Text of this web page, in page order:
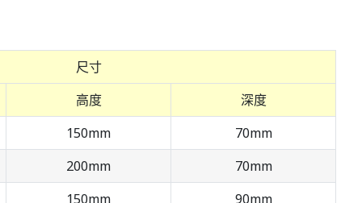
尺寸
高度
深度
150mm
70mm
200mm
70mm
150mm
90mm